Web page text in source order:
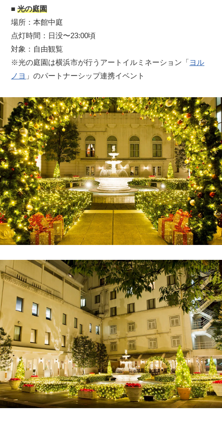
■光の庭園
場所：本館中庭
点灯時間：日没〜23:00頃
対象：自由観覧
※光の庭園は横浜市が行うアートイルミネーション「ヨル
ノヨ 」のパートナーシップ連携イベント